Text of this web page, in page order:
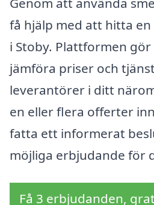
få hjälp med att hitta
i Stoby. Plattformen
jämföra priser och
leverantörer i ditt
en eller flera offerter
fatta ett informerat
möjliga erbjudande för
Få 3 erbjudanden,